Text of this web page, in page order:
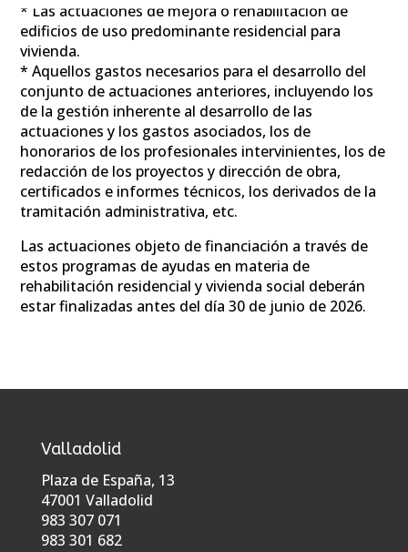
* Las actuaciones de mejora o rehabilitación de
edificios de uso predominante residencial para
vivienda.
* Aquellos gastos necesarios para el desarrollo del
conjunto de actuaciones anteriores, incluyendo los
de la gestión inherente al desarrollo de las
actuaciones y los gastos asociados, los de
honorarios de los profesionales intervinientes, los de
redacción de los proyectos y dirección de obra,
certificados e informes técnicos, los derivados de la
tramitación administrativa, etc.
Las actuaciones objeto de financiación a través de
estos programas de ayudas en materia de
rehabilitación residencial y vivienda social deberán
estar finalizadas antes del día 30 de junio de 2026.
Valladolid
Plaza de España, 13
47001 Valladolid
983 307 071
983 301 682